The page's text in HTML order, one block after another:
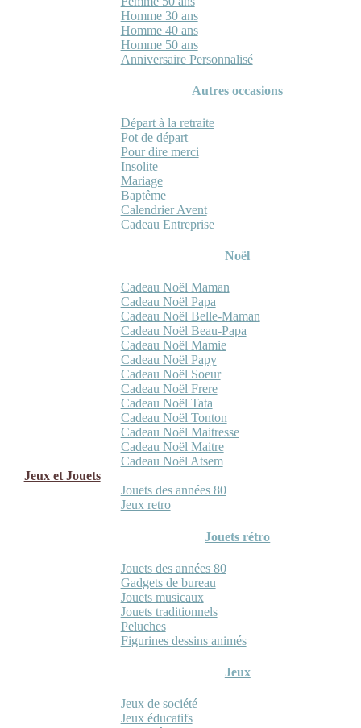
Homme 30 ans
Homme 40 ans
Homme 50 ans
Anniversaire Personnalisé
Autres occasions
Départ à la retraite
Pot de départ
Pour dire merci
Insolite
Mariage
Baptême
Calendrier Avent
Cadeau Entreprise
Noël
Cadeau Noël Maman
Cadeau Noël Papa
Cadeau Noël Belle-Maman
Cadeau Noël Beau-Papa
Cadeau Noël Mamie
Cadeau Noël Papy
Cadeau Noël Soeur
Cadeau Noël Frere
Cadeau Noël Tata
Cadeau Noël Tonton
Cadeau Noël Maitresse
Cadeau Noël Maitre
Cadeau Noël Atsem
Jeux et Jouets
Jouets des années 80
Jeux retro
Jouets rétro
Jouets des années 80
Gadgets de bureau
Jouets musicaux
Jouets traditionnels
Peluches
Figurines dessins animés
Jeux
Jeux de société
Jeux éducatifs